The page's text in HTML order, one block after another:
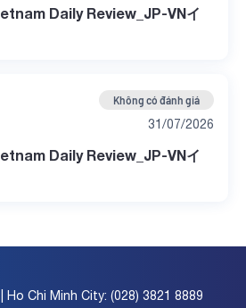
Daily Review_JP-VNイ
Không có đánh giá
31/07/2026
Daily Review_JP-VNイ
Ho Chi Minh City: (028) 3821 8889